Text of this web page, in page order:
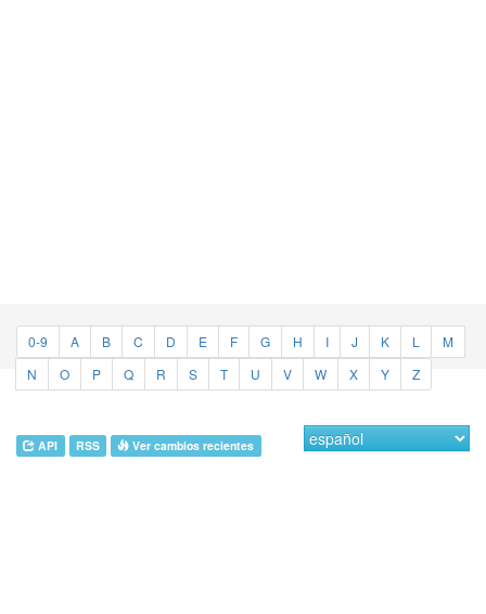
0-9 A B C D E F G H I J K L
M
N
O P Q R S T U V W X Y Z
API RSS Ver cambios recientes